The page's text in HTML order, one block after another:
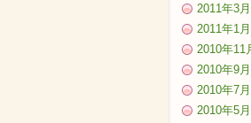
2011年3月
2011年1月
2010年11
2010年9月
2010年7月
2010年5月